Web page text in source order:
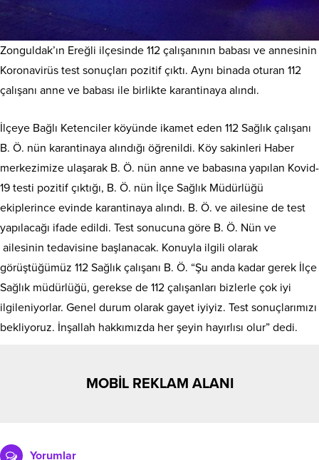
Zonguldak’ın Ereğli ilçesinde 112 çalışanının babası ve annesinin
Koronavirüs test sonuçları pozitif çıktı. Aynı binada oturan 112
çalışanı anne ve babası ile birlikte karantinaya alındı.
İlçeye Bağlı Ketenciler köyünde ikamet eden 112 Sağlık çalışanı
B. Ö. nün karantinaya alındığı öğrenildi. Köy sakinleri Haber
merkezimize ulaşarak B. Ö. nün anne ve babasına yapılan Kovid-
19 testi pozitif çıktığı, B. Ö. nün İlçe Sağlık Müdürlüğü
ekiplerince evinde karantinaya alındı. B. Ö. ve ailesine de test
yapılacağı ifade edildi. Test sonucuna göre B. Ö. Nün ve
ailesinin tedavisine başlanacak. Konuyla ilgili olarak
görüştüğümüz 112 Sağlık çalışanı B. Ö. “Şu anda kadar gerek İlçe
Sağlık müdürlüğü, gerekse de 112 çalışanları bizlerle çok iyi
ilgileniyorlar. Genel durum olarak gayet iyiyiz. Test sonuçlarımızı
bekliyoruz. İnşallah hakkımızda her şeyin hayırlısı olur” dedi.
MOBİL REKLAM ALANI
Yorumlar